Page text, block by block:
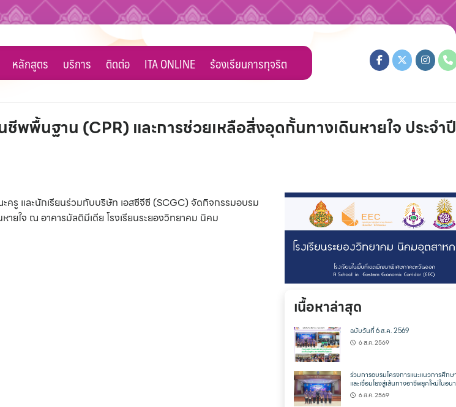
หลักสูตร บริการ ติดต่อ ITA ONLINE ร้องเรียนการทุจริต
พื้นฐาน (CPR) และการช่วยเหลือสิ่งอุดกั้นทางเดินหายใจ ประจำปี
รู และนักเรียนร่วมกับบริษัท เอสซีจีซี (SCGC) จัดกิจกรรมอบรม
ยใจ ณ อาคารมัลติมีเดีย โรงเรียนระยองวิทยาคม นิคม
เนื้อหาล่าสุด
ฉบับวันที่ 6 ส.ค. 2569
6 ส.ค. 2569
ร่วมการอบรมโครงการแนะแนวการศึก
และเชื่อมโยงสู่เส้นทางอาชีพยุคใหม่ในอ
6 ส.ค. 2569